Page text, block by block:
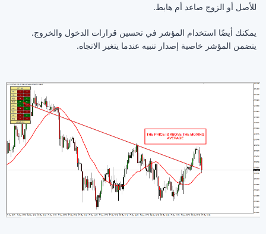
للأصل أو الزوج صاعد أم هابط.
يمكنك أيضًا استخدام المؤشر في تحسين قرارات الدخول والخروج.
يتضمن المؤشر خاصية إصدار تنبيه عندما يتغير الاتجاه.